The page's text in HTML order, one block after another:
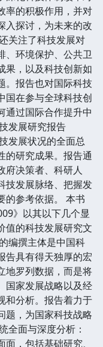
率的积极作用，并对
入探讨，为未来的改
关注了科技发展对
、环境保护、公共卫
果，以及科技创新如
。报告也对国际科技
国在参与全球科技创
通过国际合作提升中
发展研究报告
发展状况的全面总
的研究成果。报告通
府决策者、科研人
技发展脉络、把握发
的参考依据。 本书
》以其以下几个显
值的科技发展研究文
编撰主体是中国科
告具有得天独厚的宏
地罗列数据，而是将
国家发展战略以及经
和分析。报告着力于
题，为国家科技战略
全面与深度分析：
，包括基础研究、